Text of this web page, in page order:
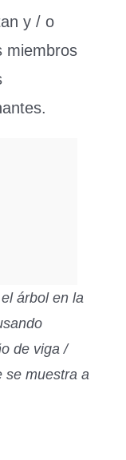
y / o
miembros
árbol en la
de viga /
se muestra a